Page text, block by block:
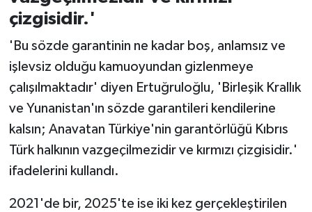
çizgisidir.'
'Bu sözde garantinin ne kadar boş, anlamsız ve
işlevsiz olduğu kamuoyundan gizlenmeye
çalışılmaktadır' diyen Ertuğruloğlu, 'Birleşik Krallık
ve Yunanistan'ın sözde garantileri kendilerine
kalsın; Anavatan Türkiye'nin garantörlüğü Kıbrıs
Türk halkının vazgeçilmezidir ve kırmızı çizgisidir.'
ifadelerini kullandı.
2021'de bir, 2025'te ise iki kez gerçekleştirilen